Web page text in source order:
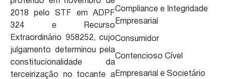
2018 pelo STF em ADPF
324 e Recurso
Extraordinário 958252, cujo
julgamento determinou pela
constitucionalidade da
terceirização no tocante a
Compliance e Integridade
Empresarial
Consumidor
Contencioso Cível
Empresarial e Societário